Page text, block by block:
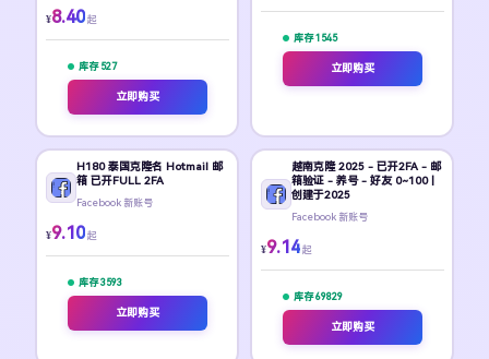
¥8.40 起
库存 527
立即购买
库存 1545
立即购买
H180 泰国克隆名 Hotmail 邮
箱 已开FULL 2FA
Facebook 新账号
¥9.10 起
库存 3593
立即购买
越南克隆 2025 - 已开2FA - 邮
箱验证 - 养号 - 好友 0~100 |
创建于2025
Facebook 新账号
¥9.14 起
库存 69829
立即购买